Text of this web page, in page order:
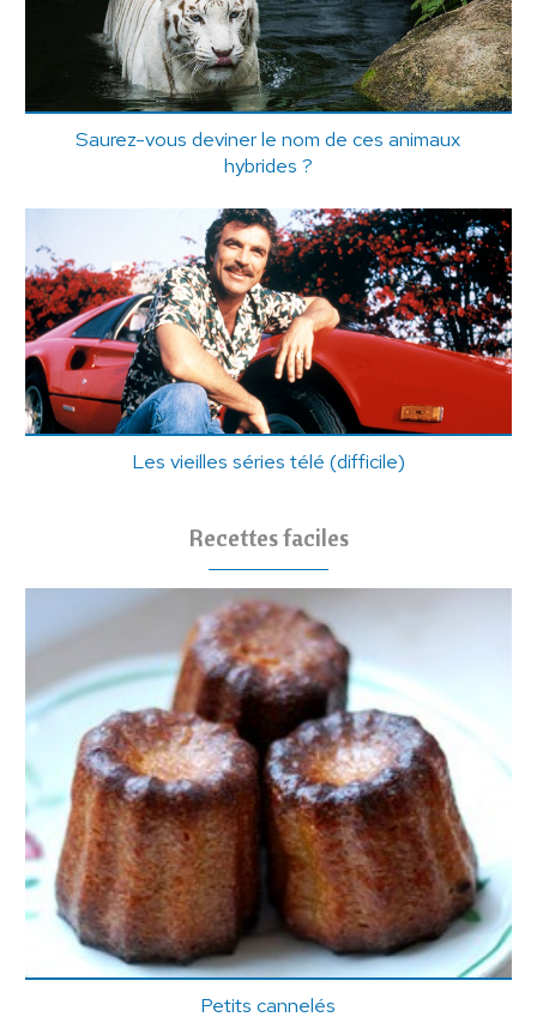
Saurez-vous deviner le nom de ces animaux
hybrides ?
Les vieilles séries télé (difficile)
Recettes faciles
Petits cannelés